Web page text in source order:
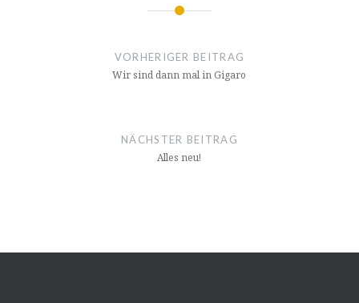
Beitragsnavigation
VORHERIGER BEITRAG
Wir sind dann mal in Gigaro
NÄCHSTER BEITRAG
Alles neu!